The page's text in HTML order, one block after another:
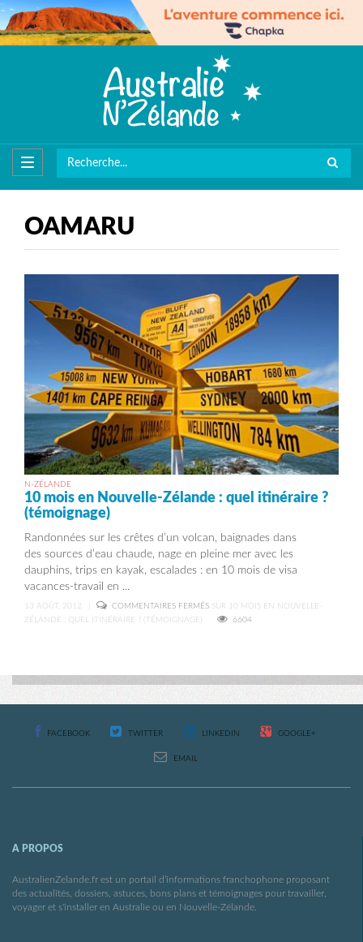
OAMARU
N-ZÉLANDE
10 mois en Nouvelle-Zélande : quel itinéraire ?
(témoignage)
Randonnées sur les crêtes d’un volcan, baignades dans
des sources d’eau chaude, nage en pleine mer avec les
dauphins, trips en kayak, escalades : en 10 mois de visa
vacances-travail en ...
13 AOÛT, 2012 COMMENTAIRES FERMÉS SUR 10 MOIS EN NOUVELLE-
ZÉLANDE : QUEL ITINÉRAIRE ? (TÉMOIGNAGE)
6604
FACEBOOK TWITTER LINKEDIN GOOGLE+
EMAIL
A PROPOS
AustralienZelande.fr est un portail d’informations franchophone proposant
des actualités, dossiers, astuces, bons plans et témoignages pour travailler,
voyager et s'installer en Australie ou en Nouvelle-Zélande.